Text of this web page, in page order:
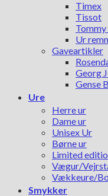
Timex
Tissot
Ur
Gaveartikler
Georg
Gense
Ure
Herre ur
Dame ur
Unisex Ur
Børne ur
Limited
Vægur/
Vækkeure/
Smykker